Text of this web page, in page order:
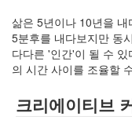
삶은 5년이나 10년을
5분후를 내다보지만 동
다다른 '인간'이 될 수
의 시간 사이를 조율할
크리에이티브
속
도,
관
심
사
블